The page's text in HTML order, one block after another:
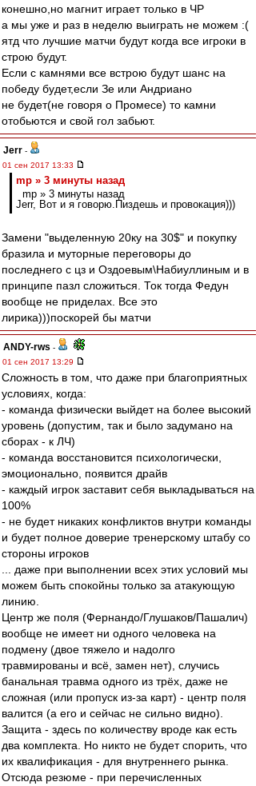
конешно,но магнит играет только в ЧР
а мы уже и раз в неделю выиграть не можем :(
ятд что лучшие матчи будут когда все игроки в
строю будут.
Если с камнями все встрою будут шанс на
победу будет,если Зе или Андриано
не будет(не говоря о Промесе) то камни
отобьются и свой гол забьют.
Jerr -
01 сен 2017 13:33
mp » 3 минуты назад
mp » 3 минуты назад
Jerr, Вот и я говорю.Пиздешь и провокация)))
Замени "выделенную 20ку на 30$" и покупку
бразила и муторные переговоры до
последнего с цз и Оздоевым\Набиуллиным и в
принципе пазл сложиться. Ток тогда Федун
вообще не приделах. Все это
лирика)))поскорей бы матчи
ANDY-rws -
01 сен 2017 13:29
Сложность в том, что даже при благоприятных
условиях, когда:
- команда физически выйдет на более высокий
уровень (допустим, так и было задумано на
сборах - к ЛЧ)
- команда восстановится психологически,
эмоционально, появится драйв
- каждый игрок заставит себя выкладываться на
100%
- не будет никаких конфликтов внутри команды
и будет полное доверие тренерскому штабу со
стороны игроков
... даже при выполнении всех этих условий мы
можем быть спокойны только за атакующую
линию.
Центр же поля (Фернандо/Глушаков/Пашалич)
вообще не имеет ни одного человека на
подмену (двое тяжело и надолго
травмированы и всё, замен нет), случись
банальная травма одного из трёх, даже не
сложная (или пропуск из-за карт) - центр поля
валится (а его и сейчас не сильно видно).
Защита - здесь по количеству вроде как есть
два комплекта. Но никто не будет спорить, что
их квалификация - для внутреннего рынка.
Отсюда резюме - при перечисленных